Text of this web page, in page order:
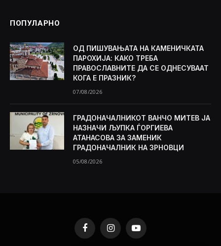
ПОПУЛАРНО
ОД ПИШУВАЊАТА НА КАМЕНИЧКАТА
ПАРОХИЈА: КАКО ТРЕБА
ПРАВОСЛАВНИТЕ ДА СЕ ОДНЕСУВААТ
КОГА Е ПРАЗНИК?
07/08/2026
ГРАДОНАЧАЛНИКОТ ВАНЧО МИТЕВ ЈА
НАЗНАЧИ ЉУПКА ЃОРГИЕВА
АТАНАСОВА ЗА ЗАМЕНИК
ГРАДОНАЧАЛНИК НА ЗРНОВЦИ
05/08/2026
FacebookInstagramYouTube